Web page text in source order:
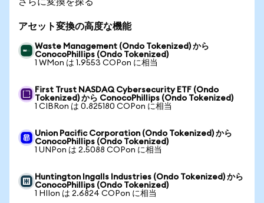
アセット変換の高度な機能
Waste Management (Ondo Tokenized) から
ConocoPhillips (Ondo Tokenized)
1 WMon は 1.9553 COPon に相当
First Trust NASDAQ Cybersecurity ETF (Ondo
Tokenized) から ConocoPhillips (Ondo Tokenized)
1 CIBRon は 0.825180 COPon に相当
Union Pacific Corporation (Ondo Tokenized) から
ConocoPhillips (Ondo Tokenized)
1 UNPon は 2.5088 COPon に相当
Huntington Ingalls Industries (Ondo Tokenized) から
ConocoPhillips (Ondo Tokenized)
1 HIIon は 2.6824 COPon に相当